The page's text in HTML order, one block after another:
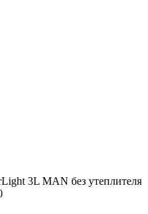
3L MAN без утеплителя